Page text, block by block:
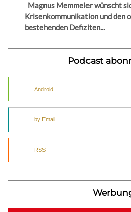
Magnus Memmeler wünscht
Krisenkommunikation und den
bestehenden Defiziten...
Podcast
Android
by Email
RSS